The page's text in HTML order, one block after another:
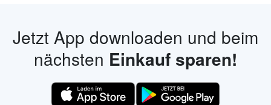
Jetzt App downloaden und beim
nächsten Einkauf sparen!